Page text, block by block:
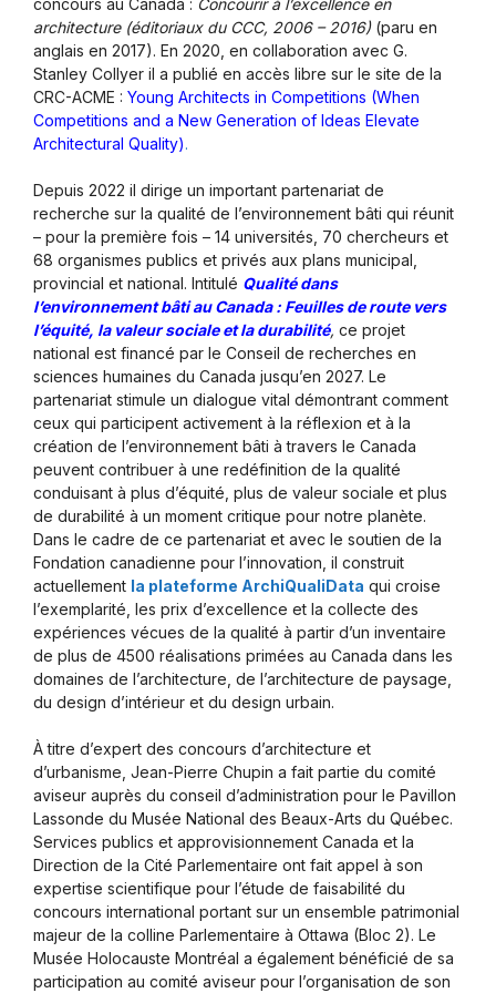
concours au Canada : Concourir à l’excellence en
architecture (éditoriaux du CCC, 2006 – 2016) (paru en
anglais en 2017). En 2020, en collaboration avec G.
Stanley Collyer il a publié en accès libre sur le site de la
CRC-ACME : Young Architects in Competitions (When
Competitions and a New Generation of Ideas Elevate
Architectural Quality).
Depuis 2022 il dirige un important partenariat de
recherche sur la qualité de l’environnement bâti qui réunit
– pour la première fois – 14 universités, 70 chercheurs et
68 organismes publics et privés aux plans municipal,
provincial et national. Intitulé Qualité dans
l’environnement bâti au Canada : Feuilles de route vers
l’équité, la valeur sociale et la durabilité, ce projet
national est financé par le Conseil de recherches en
sciences humaines du Canada jusqu’en 2027. Le
partenariat stimule un dialogue vital démontrant comment
ceux qui participent activement à la réflexion et à la
création de l’environnement bâti à travers le Canada
peuvent contribuer à une redéfinition de la qualité
conduisant à plus d’équité, plus de valeur sociale et plus
de durabilité à un moment critique pour notre planète.
Dans le cadre de ce partenariat et avec le soutien de la
Fondation canadienne pour l’innovation, il construit
actuellement la plateforme ArchiQualiData qui croise
l’exemplarité, les prix d’excellence et la collecte des
expériences vécues de la qualité à partir d’un inventaire
de plus de 4500 réalisations primées au Canada dans les
domaines de l’architecture, de l’architecture de paysage,
du design d’intérieur et du design urbain.
À titre d’expert des concours d’architecture et
d’urbanisme, Jean-Pierre Chupin a fait partie du comité
aviseur auprès du conseil d’administration pour le Pavillon
Lassonde du Musée National des Beaux-Arts du Québec.
Services publics et approvisionnement Canada et la
Direction de la Cité Parlementaire ont fait appel à son
expertise scientifique pour l’étude de faisabilité du
concours international portant sur un ensemble patrimonial
majeur de la colline Parlementaire à Ottawa (Bloc 2). Le
Musée Holocauste Montréal a également bénéficié de sa
participation au comité aviseur pour l’organisation de son